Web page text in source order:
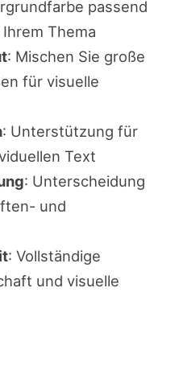
passend
Thema
: Mischen Sie große
für visuelle
: Unterstützung für
Text
: Unterscheidung
und
: Vollständige
und visuelle